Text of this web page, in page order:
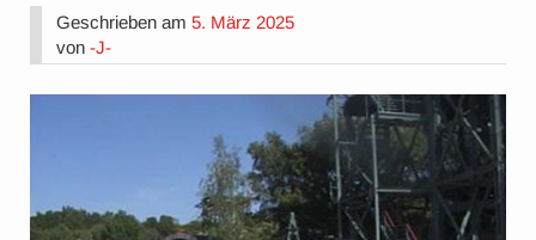
Geschrieben am5. März 2025
von-J-